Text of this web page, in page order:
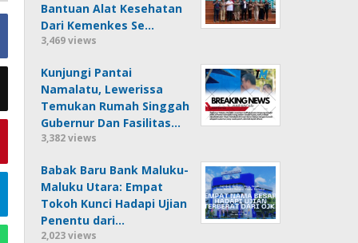
Bantuan Alat Kesehatan
Dari Kemenkes Se…
3,469 views
Kunjungi Pantai
Namalatu, Lewerissa
Temukan Rumah Singgah
Gubernur Dan Fasilitas…
3,382 views
Babak Baru Bank Maluku-
Maluku Utara: Empat
Tokoh Kunci Hadapi Ujian
Penentu dari…
2,023 views